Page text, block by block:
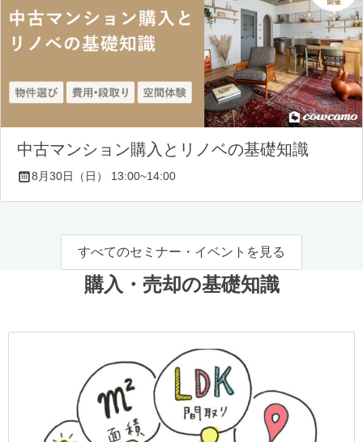
中古マンション購入とリノベの基礎知識
8月30日（日） 13:00~14:00
すべてのセミナー・イベントを見る
購入・売却の基礎知識